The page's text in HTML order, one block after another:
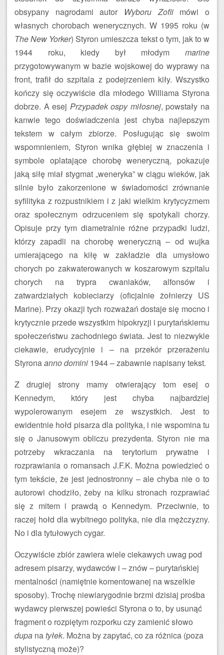
obsypany nagrodami autor Wyboru Zofiimówi o
własnych chorobach wenerycznych. W 1995 roku (w
The New Yorker) Styron umieszcza tekst o tym, jak to w
1944 roku, kiedy był młodym marine
przygotowywanym w bazie wojskowej do wyprawy na
front, trafił do szpitala z podejrzeniem kiły. Wszystko
kończy się oczywiście dla młodego Williama Styrona
dobrze. A esej Przypadek ospy miłosnej, powstały na
kanwie tego doświadczenia jest chyba najlepszym
tekstem w całym zbiorze. Posługując się swoim
wspomnieniem, Styron wnika głębiej w znaczenia i
symbole oplatające chorobę weneryczną, pokazuje
jaką siłę miał stygmat „weneryka” w ciągu wieków, jak
silnie było zakorzenione w świadomości zrównanie
syfilityka z rozpustnikiem i z jaki wielkim krytycyzmem
oraz społecznym odrzuceniem się spotykali chorzy.
Opisuje przy tym diametralnie różne przypadki ludzi,
którzy zapadli na chorobę weneryczną – od wujka
umierającego na kiłę w zakładzie dla umysłowo
chorych po zakwaterowanych w koszarowym szpitalu
chorych na trypra cwaniaków, alfonsów i
zatwardziałych kobieciarzy (oficjalnie żołnierzy US
Marine). Przy okazji tych rozważań dostaje się mocno i
krytycznie przede wszystkim hipokryzji i purytańskiemu
społeczeństwu zachodniego świata. Jest to niezwykle
ciekawie, erudycyjnie i – na przekór przerażeniu
Styronaanno domini 1944 – zabawnie napisany tekst.
Z drugiej strony mamy otwierający tom esej o
Kennedym, który jest chyba najbardziej
wypolerowanym esejem ze wszystkich. Jest to
ewidentnie hołd pisarza dla polityka, i nie wspomina tu
się o Janusowym obliczu prezydenta. Styron nie ma
potrzeby wkraczania na terytorium prywatne i
rozprawiania o romansach J.F.K. Można powiedzieć o
tym tekście, że jest jednostronny – ale chyba nie o to
autorowi chodziło, żeby na kilku stronach rozprawiać
się z mitem i prawdą o Kennedym. Przeciwnie, to
raczej hołd dla wybitnego polityka, nie dla mężczyzny.
No i dla tytułowych cygar.
Oczywiście zbiór zawiera wiele ciekawych uwag pod
adresem pisarzy, wydawców i – znów – purytańskiej
mentalności (namiętnie komentowanej na wszelkie
sposoby). Trochę niewiarygodnie brzmi dzisiaj prośba
wydawcy pierwszej powieści Styrona o to, by usunąć
fragment o rozpiętym rozporku czy zamienić słowo
dupa natyłek. Można by zapytać, co za różnica (poza
stylistyczną może)?